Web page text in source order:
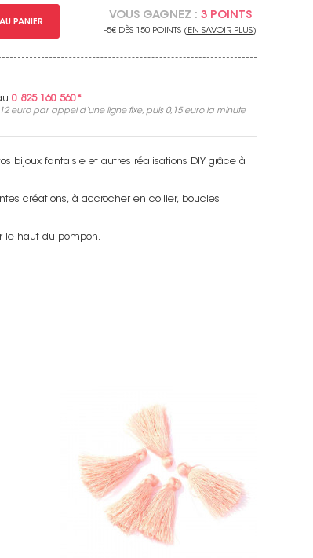
PANIER
VOUS GAGNEZ : 3 POINTS
-5€ DÈS 150 POINTS ( EN SAVOIR PLUS)
0 825 160 560*
europar appel d’une ligne fixe, puis 0,15 eurola minute
bijoux fantaisie et autres réalisations DIY grâce à
créations, à accrocher en collier, boucles
le haut du pompon.